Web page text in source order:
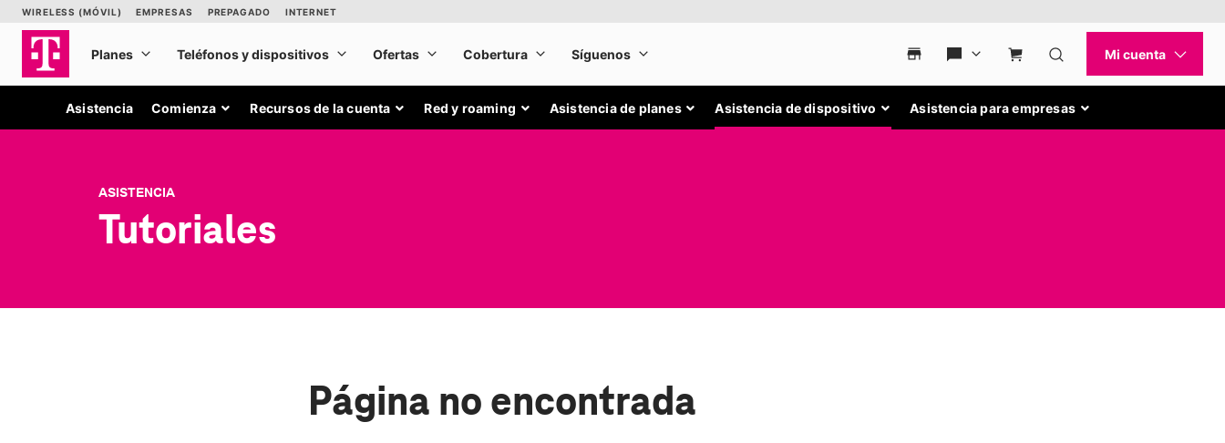
Asistencia Comienza Recursos de la cuenta Red y roaming Asistencia de planes Asistencia de dispositivo Asistencia para empresas
ASISTENCIA
Tutoriales